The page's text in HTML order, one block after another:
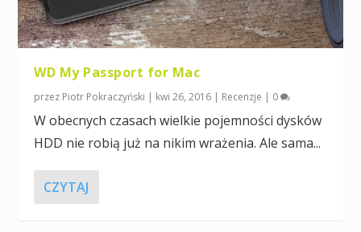
WD My Passport for Mac
przez Piotr Pokraczyński | kwi 26, 2016 | Recenzje | 0
W obecnych czasach wielkie pojemności dysków
HDD nie robią już na nikim wrażenia. Ale sama...
CZYTAJ